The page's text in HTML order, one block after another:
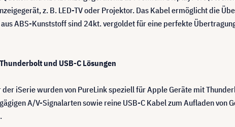
z. B. LED-TV oder Projektor. Das Kabel ermöglicht die
ABS-Kunststoff sind 24kt. vergoldet für eine perfekte
und USB-C Lösungen
iSerie wurden von PureLink speziell für Apple Geräte mit
A/V-Signalarten sowie reine USB-C Kabel zum Aufladen